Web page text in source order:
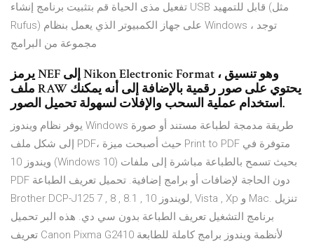
تفعيل مذى الحياة قم بتثبيت برنامج إنشاء USB قابل للتمهيد (مثل
Rufus) على جهاز الكمبيوتر الذي يعمل بنظام Windows ، توجد
مجموعة من البرامج
يرمز NEF إلى Nikon Electronic Format ، وهو تنسيق
ملف RAW يحتوي على صور رقمية بالإضافة إلى أنه يمكنك
استخدام عملية السحب والإفلات لسهولة تحميل الصور.
يوفر نظام ويندوز Windows طريقة مدمجة لطباعة مستند أو صورة
إلى شكل ملف PDF، حيث أصبحت ميزة Print to PDF متوفرة في
ويندوز 10 (Windows 10) بحيث تسمح بالطباعة مباشرة إلى ملفات
PDF دون الحاجة لإضافات أو برامج إضافية. تحميل تعريف الطباعة
Brother DCP-J125 لويندوز 10 , 8.1 , 8 , 7, Vista , Xp و Mac. تنزيل
برنامج التشغيل تعريف الطباعة بدون سي دي. هذه البر تحميل
تعريف Canon Pixma G2410 لأنظمة ويندوز برامج كاملة للطابعة